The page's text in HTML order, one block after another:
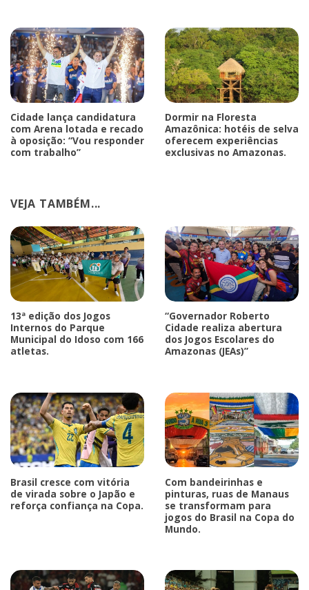
Cidade lança candidatura
com Arena lotada e recado
à oposição: “Vou responder
com trabalho”
Dormir na Floresta
Amazônica: hotéis de selva
oferecem experiências
exclusivas no Amazonas.
VEJA TAMBÉM...
13ª edição dos Jogos
Internos do Parque
Municipal do Idoso com 166
atletas.
“Governador Roberto
Cidade realiza abertura
dos Jogos Escolares do
Amazonas (JEAs)”
Brasil cresce com vitória
de virada sobre o Japão e
reforça confiança na Copa.
Com bandeirinhas e
pinturas, ruas de Manaus
se transformam para
jogos do Brasil na Copa do
Mundo.